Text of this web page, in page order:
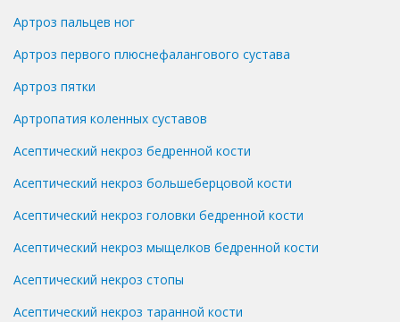
Артроз пальцев ног
Артроз первого плюснефалангового сустава
Артроз пятки
Артропатия коленных суставов
Асептический некроз бедренной кости
Асептический некроз большеберцовой кости
Асептический некроз головки бедренной кости
Асептический некроз мыщелков бедренной кости
Асептический некроз стопы
Асептический некроз таранной кости